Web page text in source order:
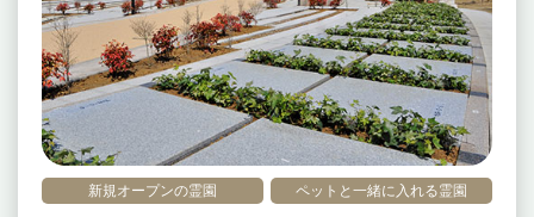
新規オープンの霊園 ペットと一緒に入れる霊園